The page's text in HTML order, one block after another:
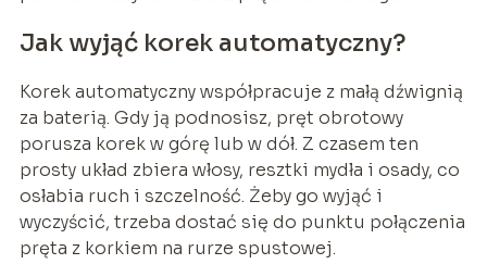
Jak wyjąć korek automatyczny?
Korek automatyczny współpracuje z małą dźwignią
za baterią. Gdy ją podnosisz, pręt obrotowy
porusza korek w górę lub w dół. Z czasem ten
prosty układ zbiera włosy, resztki mydła i osady, co
osłabia ruch i szczelność. Żeby go wyjąć i
wyczyścić, trzeba dostać się do punktu połączenia
pręta z korkiem na rurze spustowej.